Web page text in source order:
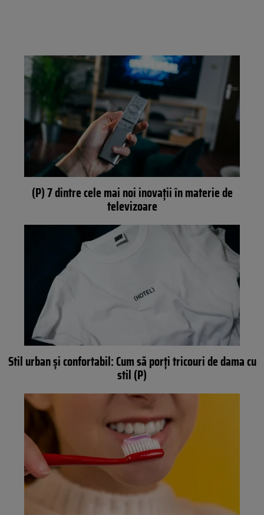
(P) 7 dintre cele mai noi inovații în materie de
televizoare
Stil urban și confortabil: Cum să porți tricouri de dama cu
stil (P)